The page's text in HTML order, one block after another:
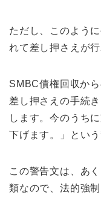
ただし、このよう
れて差し押さえが
SMBC債権回収か
差し押さえの手続
します。今のうち
下げます。」という
この警告文は、あ
類なので、法的強